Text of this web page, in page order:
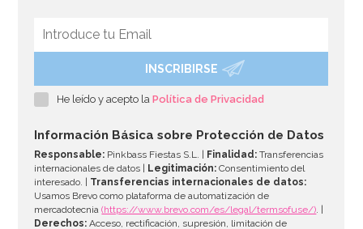
INSCRIBIRSE
He leído y acepto laPolítica de Privacidad
Información Básica sobre Protección de Datos
Responsable: Pinkbass Fiestas S.L. | Finalidad: Transferencias
internacionales de datos |
Legitimación: Consentimiento del
interesado. | Transferencias internacionales de datos:
Usamos Brevo como plataforma de automatización de
mercadotecnia(https://www.brevo.com/es/legal/termsofuse/). |
Derechos: Acceso, rectificación, supresión, limitación de